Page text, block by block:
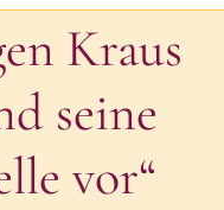
Kraus
seine
vor“